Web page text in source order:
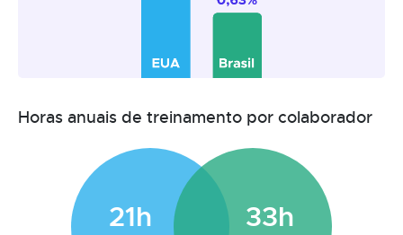
Horas anuais de treinamento por colaborador
21h 33h